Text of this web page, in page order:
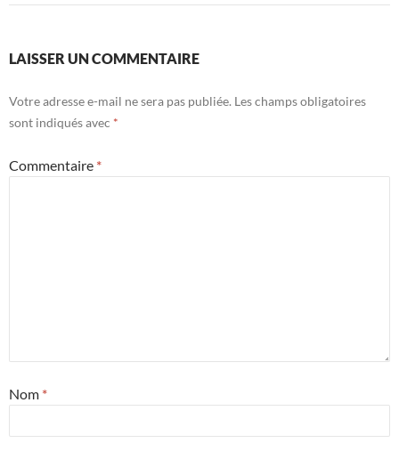
LAISSER UN COMMENTAIRE
Votre adresse e-mail ne sera pas publiée. Les champs obligatoires
sont indiqués avec *
Commentaire *
Nom *